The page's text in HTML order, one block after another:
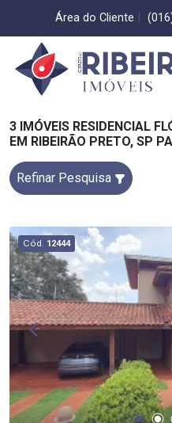
Área do Cliente
3 IMÓVEIS RESIDENCIAL
EM RIBEIRÃO PRETO, SP
Refinar Pesquisa
Cód. 12444